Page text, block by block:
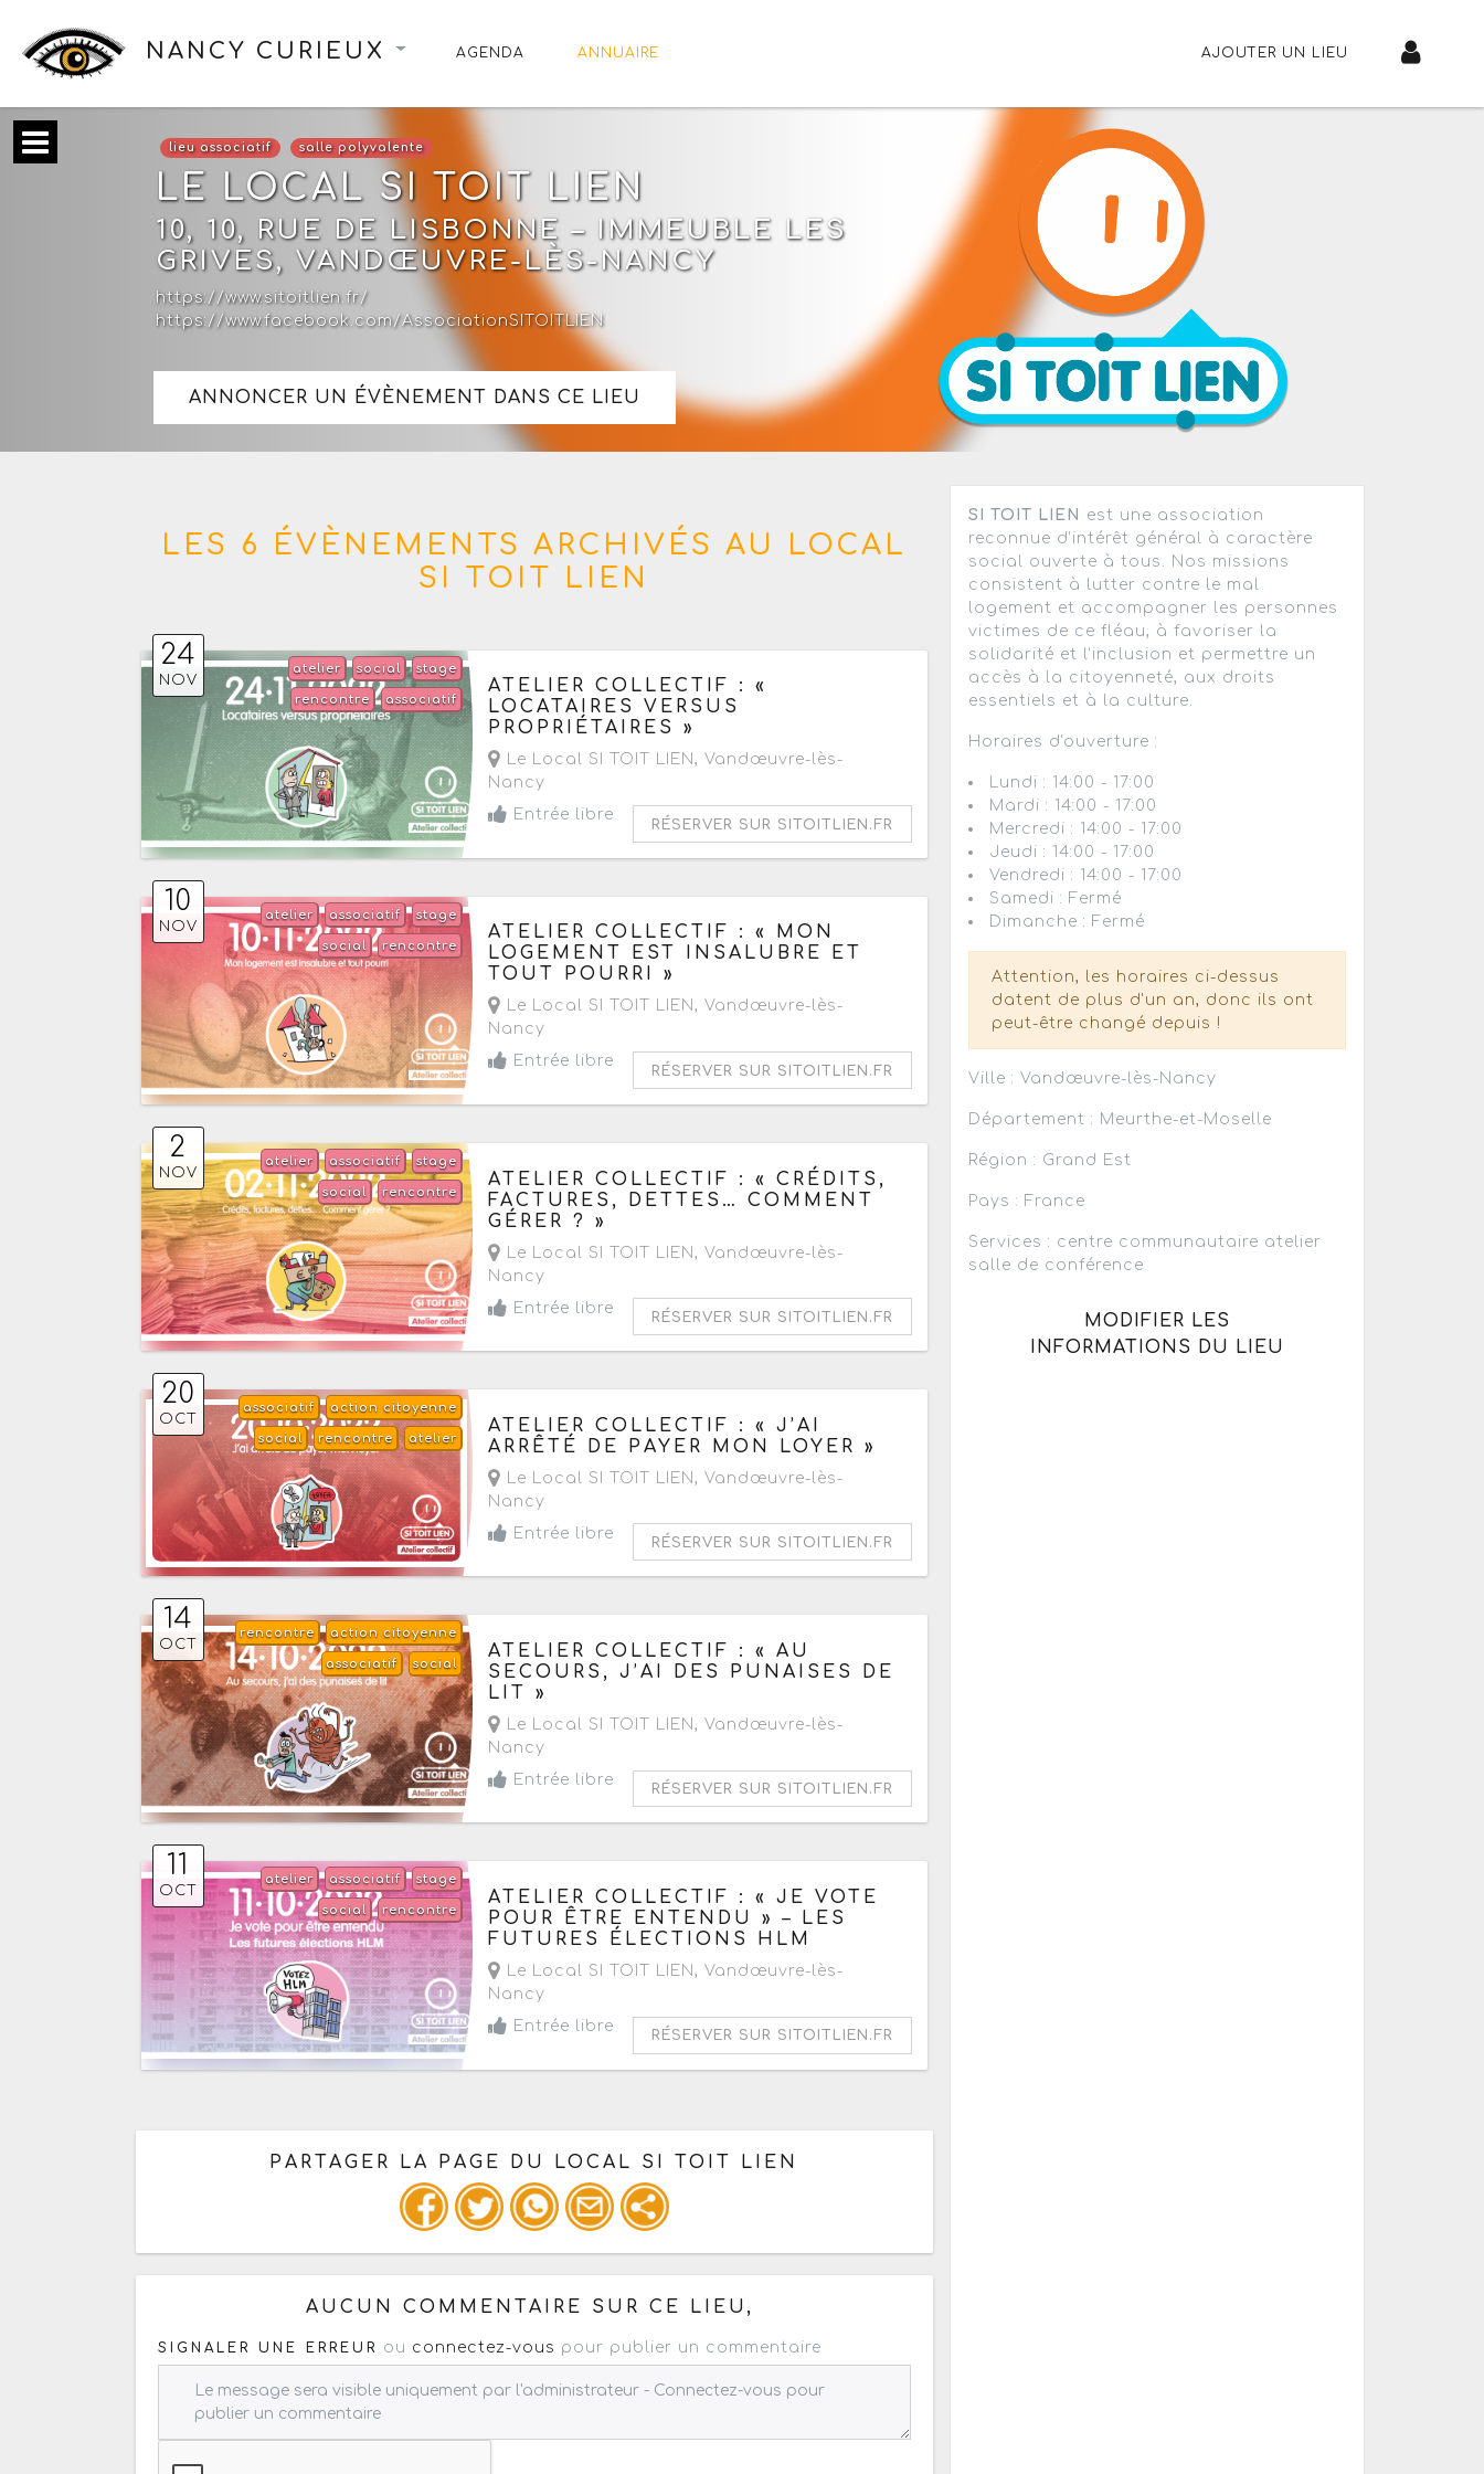
NANCY CURIEUX AGENDA ANNUAIRE AJOUTER UN LIEU
lieu associatif salle polyvalente
LE LOCAL SI TOIT LIEN
10, 10, RUE DE LISBONNE – IMMEUBLE LES
GRIVES, VANDŒUVRE-LÈS-NANCY
https://www.sitoitlien.fr/
https://www.facebook.com/AssociationSITOITLIEN
ANNONCER UN ÉVÈNEMENT DANS CE LIEU
LES 6 ÉVÈNEMENTS ARCHIVÉS AU LOCAL
SI TOIT LIEN
24
NOV
stage
social
atelier
associatif
rencontre
Le jeudi 24 novembre 2022
ATELIER COLLECTIF : «
LOCATAIRES VERSUS
PROPRIÉTAIRES »
Le Local SI TOIT LIEN , Vandœuvre-lès-
Nancy
Entrée libre
RÉSERVER SUR SITOITLIEN.FR
10
NOV
stage
associatif
atelier
rencontre
social
Le jeudi 10 novembre 2022 de 14h30 à 17h
ATELIER COLLECTIF : « MON
LOGEMENT EST INSALUBRE ET
TOUT POURRI »
Le Local SI TOIT LIEN , Vandœuvre-lès-
Nancy
Entrée libre
RÉSERVER SUR SITOITLIEN.FR
2
NOV
stage
associatif
atelier
rencontre
social
Le mercredi 2 novembre 2022
de 13h30 à 16h30
ATELIER COLLECTIF : « CRÉDITS,
FACTURES, DETTES… COMMENT
GÉRER ? »
Le Local SI TOIT LIEN , Vandœuvre-lès-
Nancy
Entrée libre
RÉSERVER SUR SITOITLIEN.FR
20
OCT
action citoyenne
associatif
atelier
rencontre
social
Le jeudi 20 octobre 2022 de 14h30 à 17h
ATELIER COLLECTIF : « J’AI
ARRÊTÉ DE PAYER MON LOYER »
Le Local SI TOIT LIEN , Vandœuvre-lès-
Nancy
Entrée libre
RÉSERVER SUR SITOITLIEN.FR
14
OCT
action citoyenne
rencontre
social
associatif
Le vendredi 14 octobre 2022 de 09h30 à 12h
ATELIER COLLECTIF : « AU
SECOURS, J’AI DES PUNAISES DE
LIT »
Le Local SI TOIT LIEN , Vandœuvre-lès-
Nancy
Entrée libre
RÉSERVER SUR SITOITLIEN.FR
11
OCT
stage
associatif
atelier
rencontre
social
Le mardi 11 octobre 2022 de 14h31 à 17h
ATELIER COLLECTIF : « JE VOTE
POUR ÊTRE ENTENDU » – LES
FUTURES ÉLECTIONS HLM
Le Local SI TOIT LIEN , Vandœuvre-lès-
Nancy
Entrée libre
RÉSERVER SUR SITOITLIEN.FR
PARTAGER LA PAGE DU LOCAL SI TOIT LIEN
Ou copiez les infos ci-dessous pour un : mail / forum / réseau social
AUCUN COMMENTAIRE SUR CE LIEU,
SIGNALER UNE ERREUR ou connectez-vous pour publier un commentaire
SI TOIT LIEN
est une association
reconnue d’intérêt général à caractère
social ouverte à tous. Nos missions
consistent à lutter contre le mal
logement et accompagner les personnes
victimes de ce fléau, à favoriser la
solidarité et l’inclusion et permettre un
accès à la citoyenneté, aux droits
essentiels et à la culture.
Horaires d'ouverture :
Lundi : 14:00 - 17:00
Mardi : 14:00 - 17:00
Mercredi : 14:00 - 17:00
Jeudi : 14:00 - 17:00
Vendredi : 14:00 - 17:00
Samedi : Fermé
Dimanche : Fermé
Attention, les horaires ci-dessus
datent de plus d'un an, donc ils ont
peut-être changé depuis !
Ville : Vandœuvre-lès-Nancy
Département : Meurthe-et-Moselle
Région : Grand Est
Pays : France
Services : centre communautaire atelier
salle de conférence
MODIFIER LES
INFORMATIONS DU LIEU